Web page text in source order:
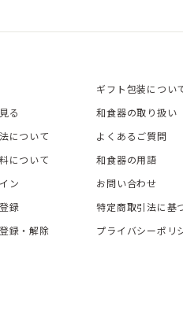
る
について
について
ン
録
録・解除
ギフト包装につい
和食器の取り扱い
よくあるご質問
和食器の用語
お問い合わせ
特定商取引法に基
プライバシーポリ